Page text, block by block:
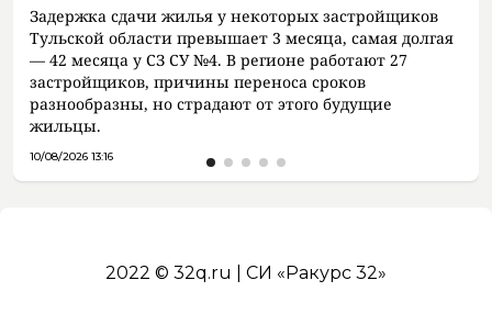
Задержка сдачи жилья у некоторых застройщиков
Тульской области превышает 3 месяца, самая долгая
— 42 месяца у СЗ СУ №4. В регионе работают 27
застройщиков, причины переноса сроков
разнообразны, но страдают от этого будущие
жильцы.
10/08/2026 13:16
2022 © 32q.ru | СИ «Ракурс 32»